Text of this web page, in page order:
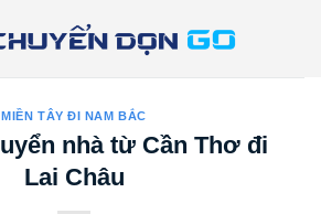
MIỀN TÂY ĐI NAM BẮC
nhà từ Cần Thơ đi
Lai Châu